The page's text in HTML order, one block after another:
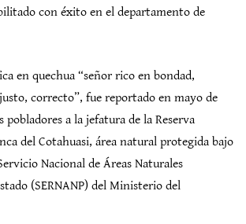
con éxito en el departamento de
en quechua “señor rico en bondad,
correcto”, fue reportado en mayo de
pobladores a la jefatura de la Reserva
del Cotahuasi, área natural protegida bajo
Nacional de Áreas Naturales
(SERNANP) del Ministerio del